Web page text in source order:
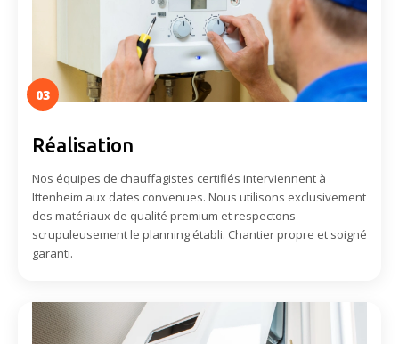
03
Réalisation
Nos équipes de chauffagistes certifiés interviennent à
Ittenheim aux dates convenues. Nous utilisons exclusivement
des matériaux de qualité premium et respectons
scrupuleusement le planning établi. Chantier propre et soigné
garanti.